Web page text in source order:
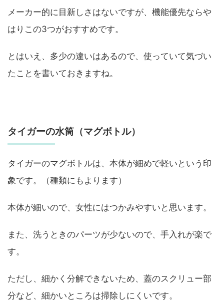
メーカー的に目新しさはないですが、機能優先ならや
はりこの3つがおすすめです。
とはいえ、多少の違いはあるので、使っていて気づい
たことを書いておきますね。
タイガーの水筒（マグボトル）
タイガーのマグボトルは、本体が細めで軽いという印
象です。（種類にもよります）
本体が細いので、女性にはつかみやすいと思います。
また、洗うときのパーツが少ないので、手入れが楽で
す。
ただし、細かく分解できないため、蓋のスクリュー部
分など、細かいところは掃除しにくいです。